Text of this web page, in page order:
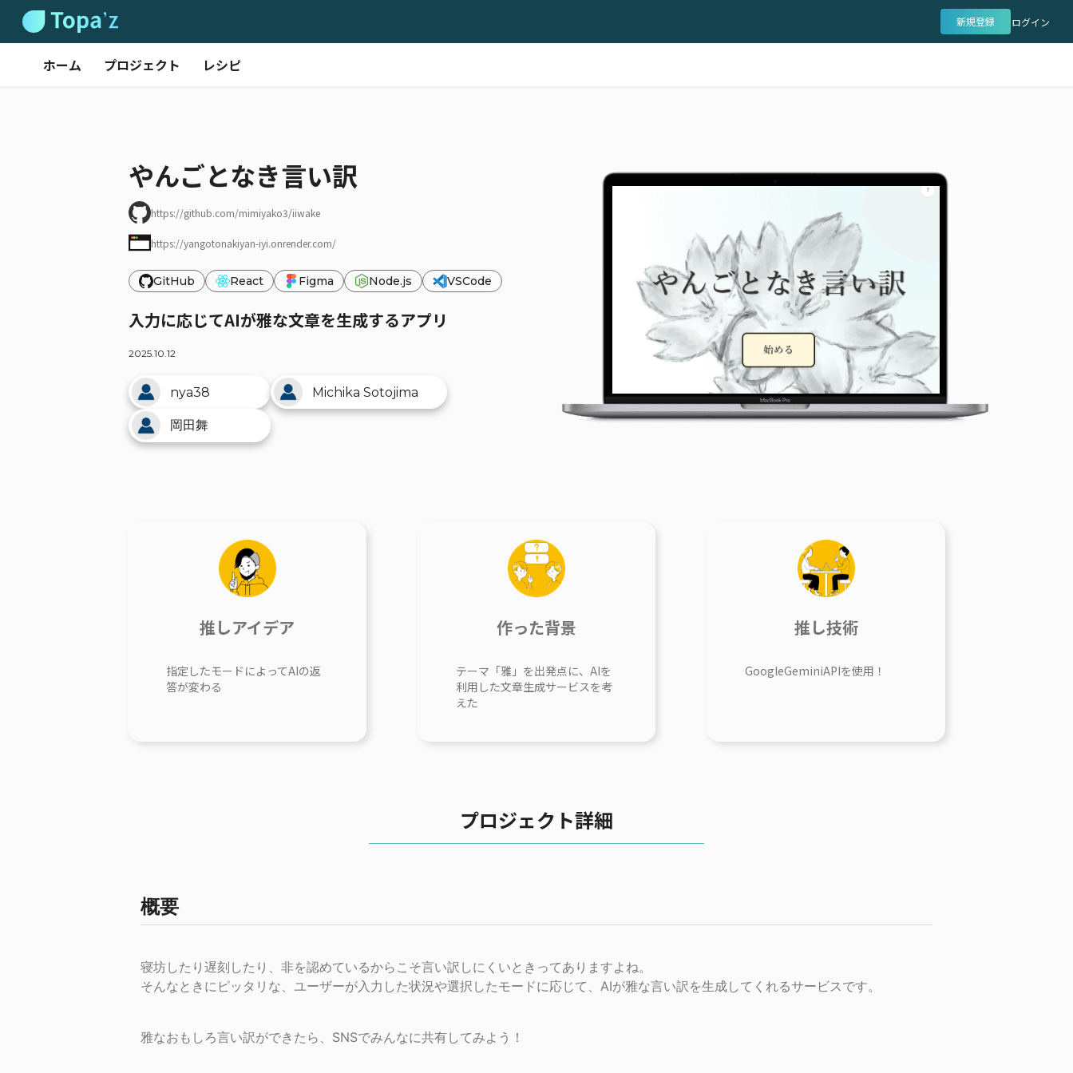
新規登録 ログイン
ホーム プロジェクト レシピ
やんごとなき言い訳
https://github.com/mimiyako3/iiwake
https://yangotonakiyan-iyi.onrender.com/
GitHub React Figma Node.js VSCode
入力に応じてAIが雅な文章を生成するアプリ
2025.10.12
nya38 Michika Sotojima
岡田舞
推しアイデア
指定したモードによってAIの返
答が変わる
作った背景
テーマ「雅」を出発点に、AIを
利用した文章生成サービスを考
えた
推し技術
GoogleGeminiAPIを使用！
プロジェクト詳細
概要
寝坊したり遅刻したり、非を認めているからこそ言い訳しにくいときってありますよね。
そんなときにピッタリな、ユーザーが入力した状況や選択したモードに応じて、AIが雅な言い訳を生成してくれるサービスです。
雅なおもしろ言い訳ができたら、SNSでみんなに共有してみよう！